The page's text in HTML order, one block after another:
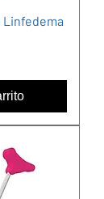
Linfedema